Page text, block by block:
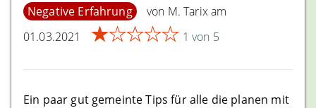
Negative Erfahrung
von M. Tarix am
01.03.2021
★★★★★ 1 von 5
Ein paar gut gemeinte Tips für alle die planen mit